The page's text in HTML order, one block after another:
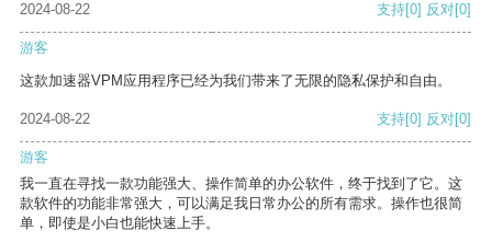
2024-08-22 支持[0] 反对[0]
游客
这款加速器VPM应用程序已经为我们带来了无限的隐私保护和自由。
2024-08-22 支持[0] 反对[0]
游客
我一直在寻找一款功能强大、操作简单的办公软件，终于找到了它。这
款软件的功能非常强大，可以满足我日常办公的所有需求。操作也很简
单，即使是小白也能快速上手。